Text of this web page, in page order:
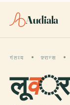
Audiala
गंतव्य फ़्रान्स
लूव्र